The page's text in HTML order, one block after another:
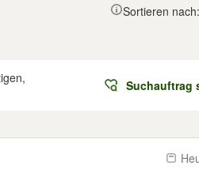
Sortieren nach:
Suchauftrag